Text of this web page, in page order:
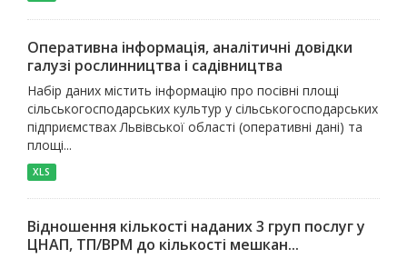
Оперативна інформація, аналітичні довідки
галузі рослинництва і садівництва
Набір даних містить інформацію про посівні площі
сільськогосподарських культур у сільськогосподарських
підприємствах Львівської області (оперативні дані) та
площі...
XLS
Відношення кількості наданих 3 груп послуг у
ЦНАП, ТП/ВРМ до кількості мешкан...